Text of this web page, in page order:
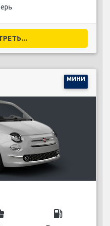
МИНИ
local_gas_station